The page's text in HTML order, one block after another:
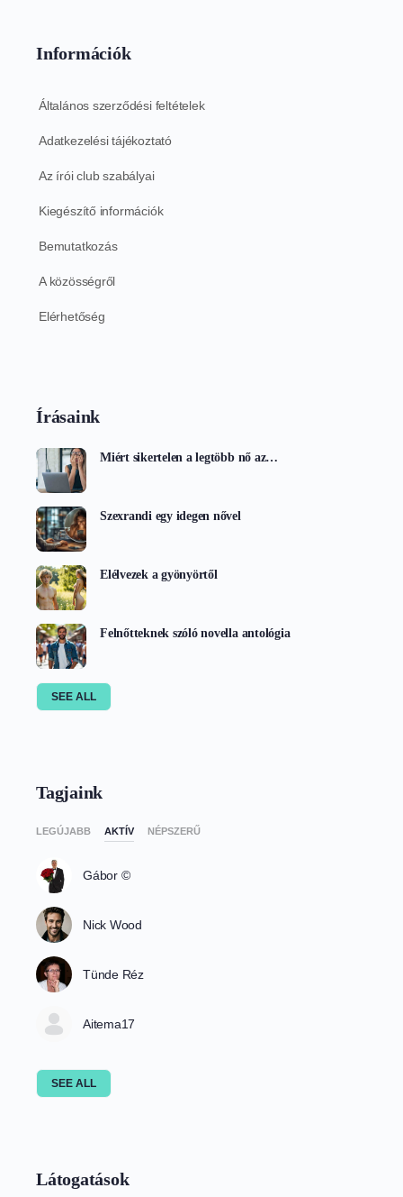
Információk
Általános szerződési feltételek
Adatkezelési tájékoztató
Az írói club szabályai
Kiegészítő információk
Bemutatkozás
A közösségről
Elérhetőség
Írásaink
Miért sikertelen a legtöbb nő az…
Szexrandi egy idegen nővel
Elélvezek a gyönyörtől
Felnőtteknek szóló novella antológia
SEE ALL
Tagjaink
LEGÚJABB AKTÍV NÉPSZERŰ
Gábor ©️
Nick Wood
Tünde Réz
Aitema17
SEE ALL
Látogatások